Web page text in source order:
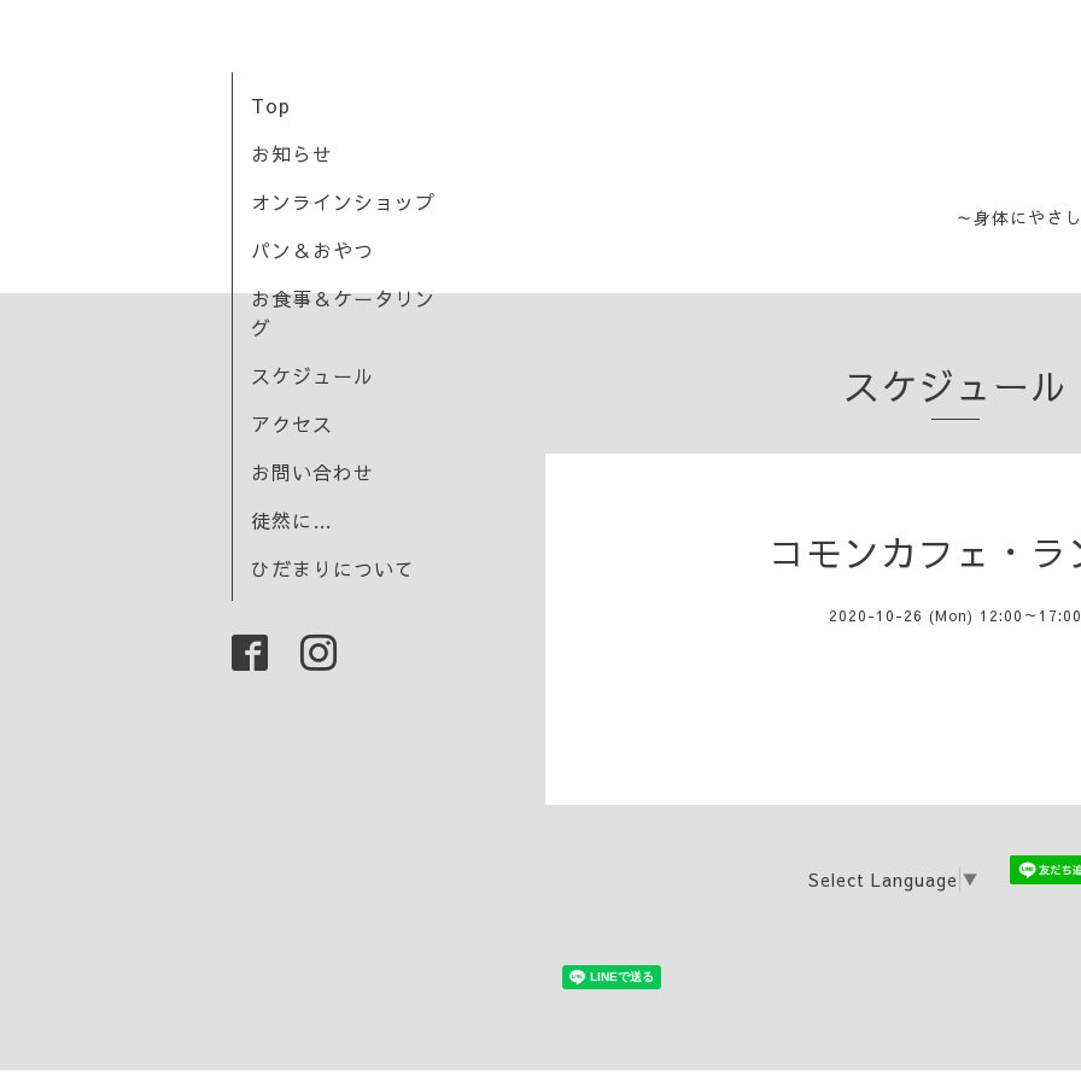
～身体にやさ
Top
お知らせ
オンラインショップ
パン＆おやつ
お食事＆ケータリン
グ
スケジュール
アクセス
お問い合わせ
徒然に…
ひだまりについて
スケジュール
コモンカフェ・ラ
2020-10-26 (Mon) 12:00～17:00
Select Language ▼